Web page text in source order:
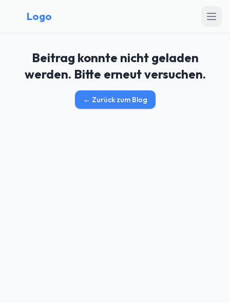
Logo
Beitrag konnte nicht geladen
werden. Bitte erneut versuchen.
← Zurück zum Blog